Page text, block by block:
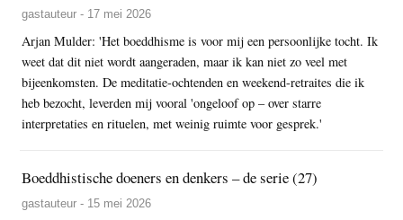
gastauteur - 17 mei 2026
Arjan Mulder: 'Het boeddhisme is voor mij een persoonlijke tocht. Ik
weet dat dit niet wordt aangeraden, maar ik kan niet zo veel met
bijeenkomsten. De meditatie-ochtenden en weekend-retraites die ik
heb bezocht, leverden mij vooral 'ongeloof op – over starre
interpretaties en rituelen, met weinig ruimte voor gesprek.'
Boeddhistische doeners en denkers – de serie (27)
gastauteur - 15 mei 2026